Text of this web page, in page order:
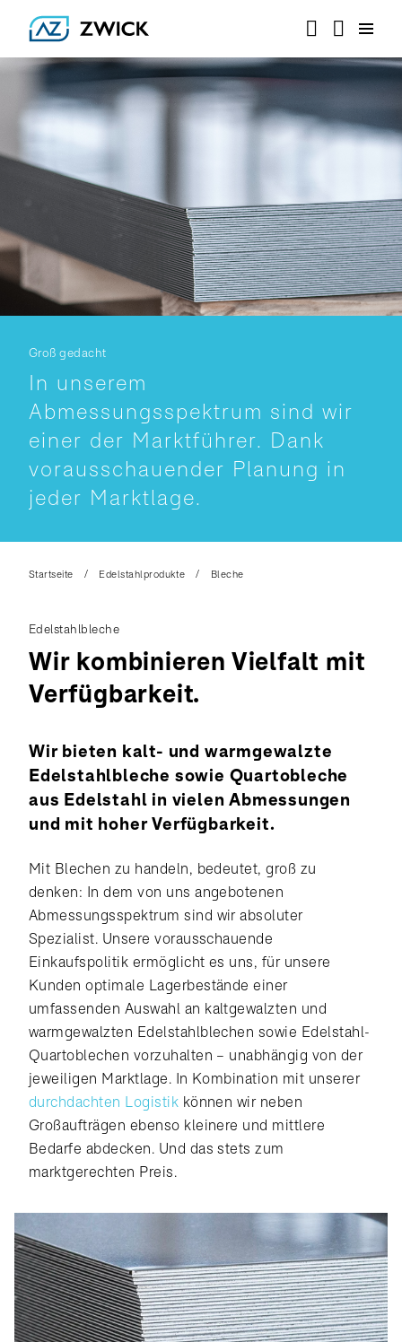
Groß gedacht
In unserem
Abmessungsspektrum sind wir
einer der Marktführer. Dank
vorausschauender Planung in
jeder Marktlage.
Startseite Edelstahlprodukte Bleche
Edelstahlbleche
Wir kombinieren Vielfalt mit
Verfügbarkeit.
Wir bieten kalt- und warmgewalzte
Edelstahlbleche sowie Quartobleche
aus Edelstahl in vielen Abmessungen
und mit hoher Verfügbarkeit.
Mit Blechen zu handeln, bedeutet, groß zu
denken: In dem von uns angebotenen
Abmessungsspektrum sind wir absoluter
Spezialist. Unsere vorausschauende
Einkaufspolitik ermöglicht es uns, für unsere
Kunden optimale Lagerbestände einer
umfassenden Auswahl an kaltgewalzten und
warmgewalzten Edelstahlblechen sowie Edelstahl-
Quartoblechen vorzuhalten – unabhängig von der
jeweiligen Marktlage. In Kombination mit unserer
durchdachten Logistik können wir neben
Großaufträgen ebenso kleinere und mittlere
Bedarfe abdecken. Und das stets zum
marktgerechten Preis.